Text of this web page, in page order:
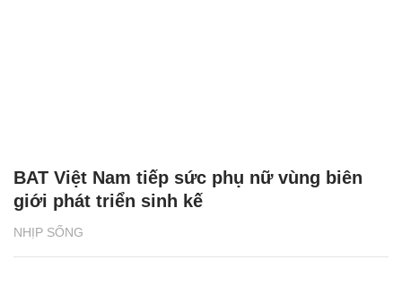
NHỊP SỐNG
BAT Việt Nam tiếp sức phụ nữ vùng biên
giới phát triển sinh kế